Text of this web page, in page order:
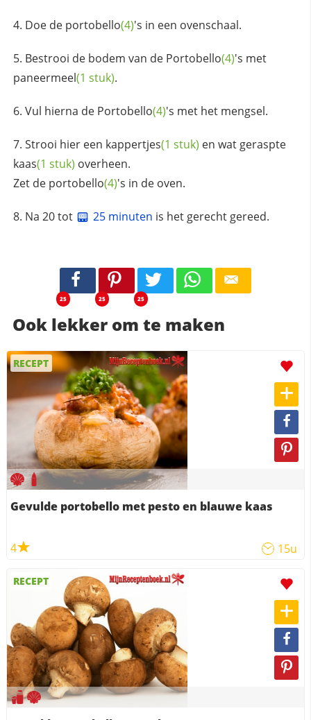
Doe de portobello(4)'s in een ovenschaal.
Bestrooi de bodem van de Portobello(4)'s met
paneermeel(1 stuk).
Vul hierna de Portobello(4)'s met het mengsel.
Strooi hier een kappertjes(1 stuk) en wat geraspte
kaas(1 stuk) overheen.
Zet de portobello(4)'s in de oven.
Na 20 tot 25 minuten is het gerecht gereed.
25 25 25
Ook lekker om te maken
RECEPT
Gevulde portobello met pesto en blauwe kaas
4 15u
RECEPT